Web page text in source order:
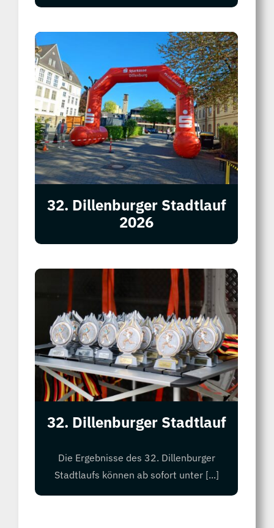
32. Dillenburger Stadtlauf
2026
32. Dillenburger Stadtlauf
Die Ergebnisse des 32. Dillenburger
Stadtlaufs können ab sofort unter [...]